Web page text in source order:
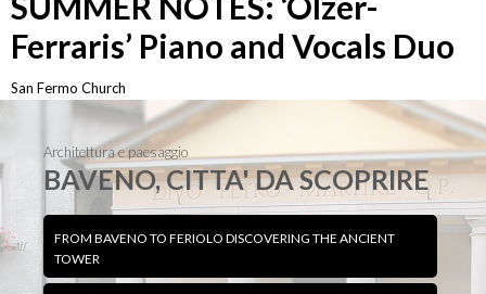
Ferraris’ Piano and Vocals Duo
San Fermo Church
Saturday 8 August 2026, 9.00 pm
InfoArchitettura e paesaggio
BAVENO, CITTA' DA SCOPRIRE
FROM BAVENO TO FERIOLO DISCOVERING THE ANCIENT
TOWER